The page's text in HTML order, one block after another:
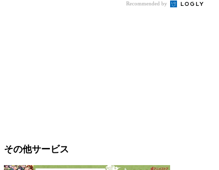
Recommended by
その他サービス